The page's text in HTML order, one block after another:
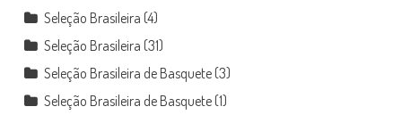
Seleção Brasileira (4)
Seleção Brasileira (31)
Seleção Brasileira de Basquete(3)
Seleção Brasileira de Basquete(1)